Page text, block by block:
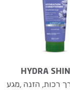
רכות, הזנה ,מגע